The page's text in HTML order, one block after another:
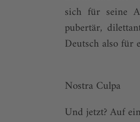
sich für seine
pubertär,
Deutsch also für
Nostra Culpa
Und jetzt? Auf